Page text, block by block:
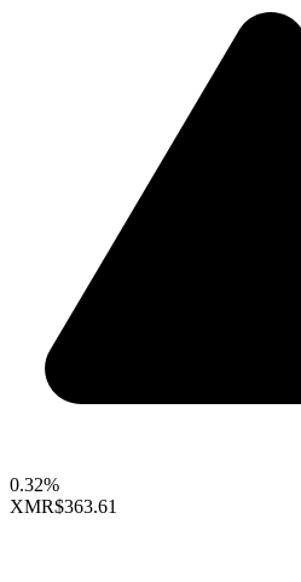
0.32%
XMR$363.61